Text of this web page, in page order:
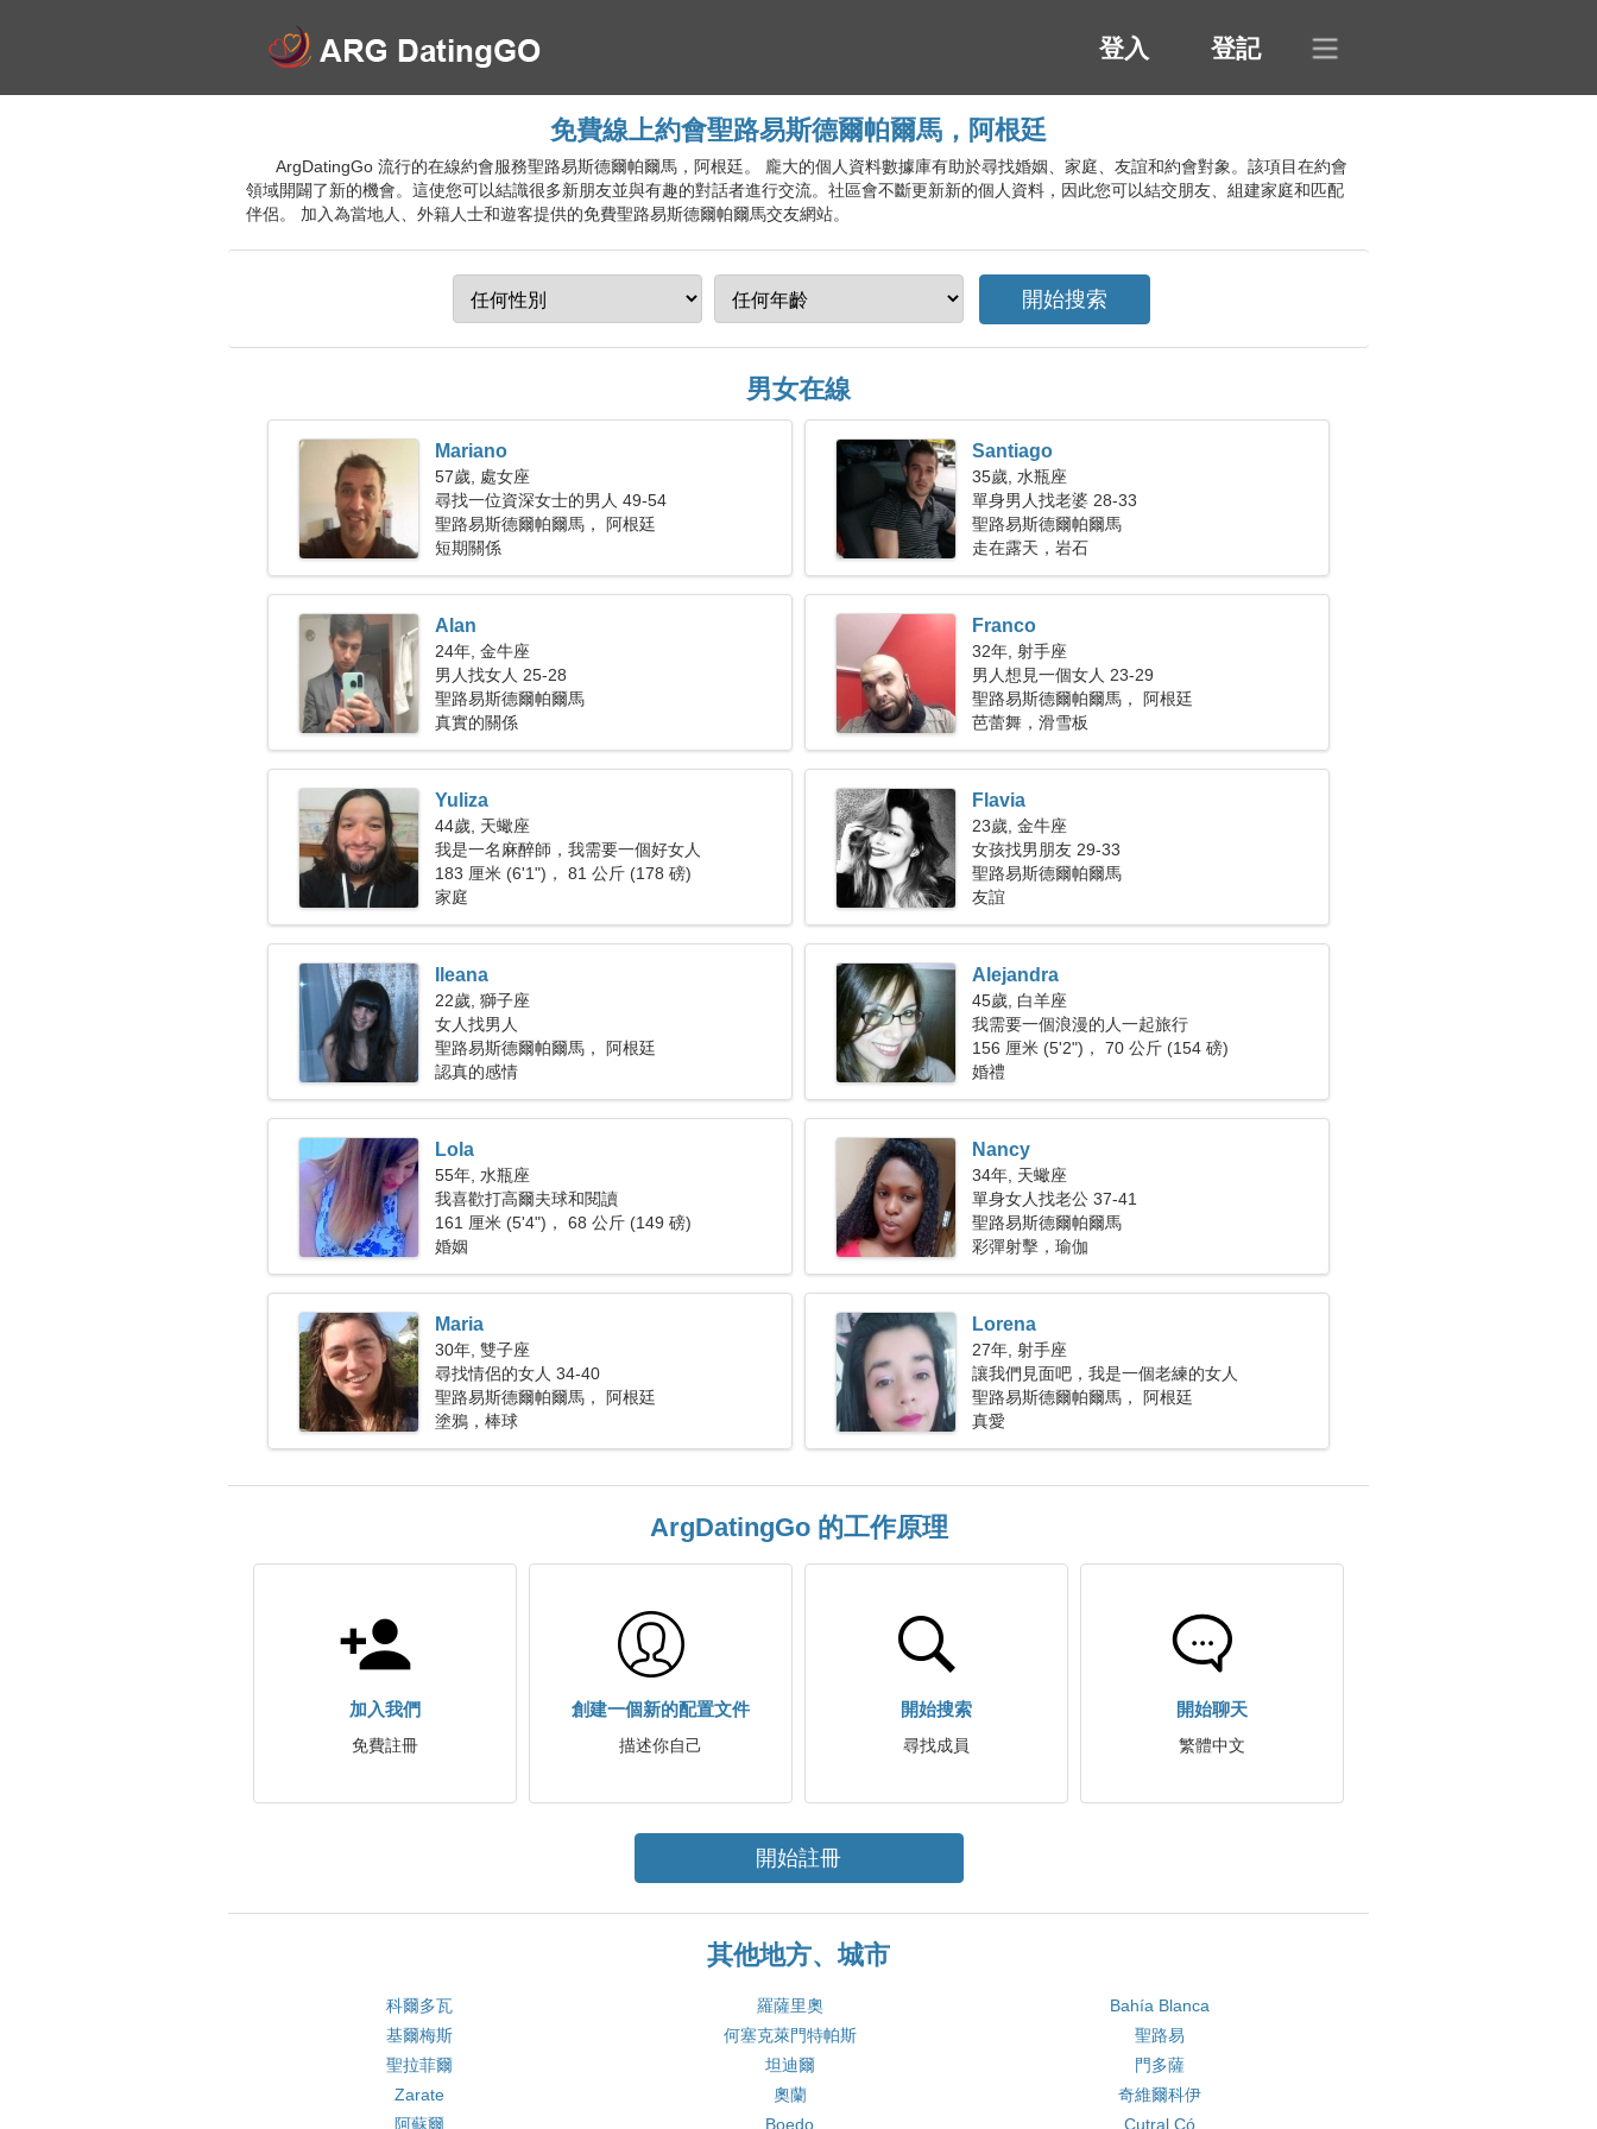
登入 登記
免費線上約會聖路易斯德爾帕爾馬，阿根廷
ArgDatingGo 流行的在線約會服務聖路易斯德爾帕爾馬，阿根廷。 龐大的個人資料數據庫有助於尋找婚姻、家庭、友誼和約會對象。該項目在約會
領域開闢了新的機會。這使您可以結識很多新朋友並與有趣的對話者進行交流。社區會不斷更新新的個人資料，因此您可以結交朋友、組建家庭和匹配
伴侶。 加入為當地人、外籍人士和遊客提供的免費聖路易斯德爾帕爾馬交友網站。
男女在線
Mariano
57歲, 處女座
尋找一位資深女士的男人 49-54
聖路易斯德爾帕爾馬， 阿根廷
短期關係
Santiago
35歲, 水瓶座
單身男人找老婆 28-33
聖路易斯德爾帕爾馬
走在露天，岩石
Alan
24年, 金牛座
男人找女人 25-28
聖路易斯德爾帕爾馬
真實的關係
Franco
32年, 射手座
男人想見一個女人 23-29
聖路易斯德爾帕爾馬， 阿根廷
芭蕾舞，滑雪板
Yuliza
44歲, 天蠍座
我是一名麻醉師，我需要一個好女人
183 厘米 (6'1")， 81 公斤 (178 磅)
家庭
Flavia
23歲, 金牛座
女孩找男朋友 29-33
聖路易斯德爾帕爾馬
友誼
Ileana
22歲, 獅子座
女人找男人
聖路易斯德爾帕爾馬， 阿根廷
認真的感情
Alejandra
45歲, 白羊座
我需要一個浪漫的人一起旅行
156 厘米 (5'2")， 70 公斤 (154 磅)
婚禮
Lola
55年, 水瓶座
我喜歡打高爾夫球和閱讀
161 厘米 (5'4")， 68 公斤 (149 磅)
婚姻
Nancy
34年, 天蠍座
單身女人找老公 37-41
聖路易斯德爾帕爾馬
彩彈射擊，瑜伽
Maria
30年, 雙子座
尋找情侶的女人 34-40
聖路易斯德爾帕爾馬， 阿根廷
塗鴉，棒球
Lorena
27年, 射手座
讓我們見面吧，我是一個老練的女人
聖路易斯德爾帕爾馬， 阿根廷
真愛
ArgDatingGo 的工作原理
加入我們
免費註冊
創建一個新的配置文件
描述你自己
開始搜索
尋找成員
開始聊天
繁體中文
開始註冊
其他地方、城市
科爾多瓦 羅薩里奧
Bahía Blanca
基爾梅斯
何塞克萊門特帕斯
聖路易
聖拉菲爾
坦迪爾
門多薩
Zarate
奧蘭
奇維爾科伊
阿蘇爾
Boedo Cutral Có